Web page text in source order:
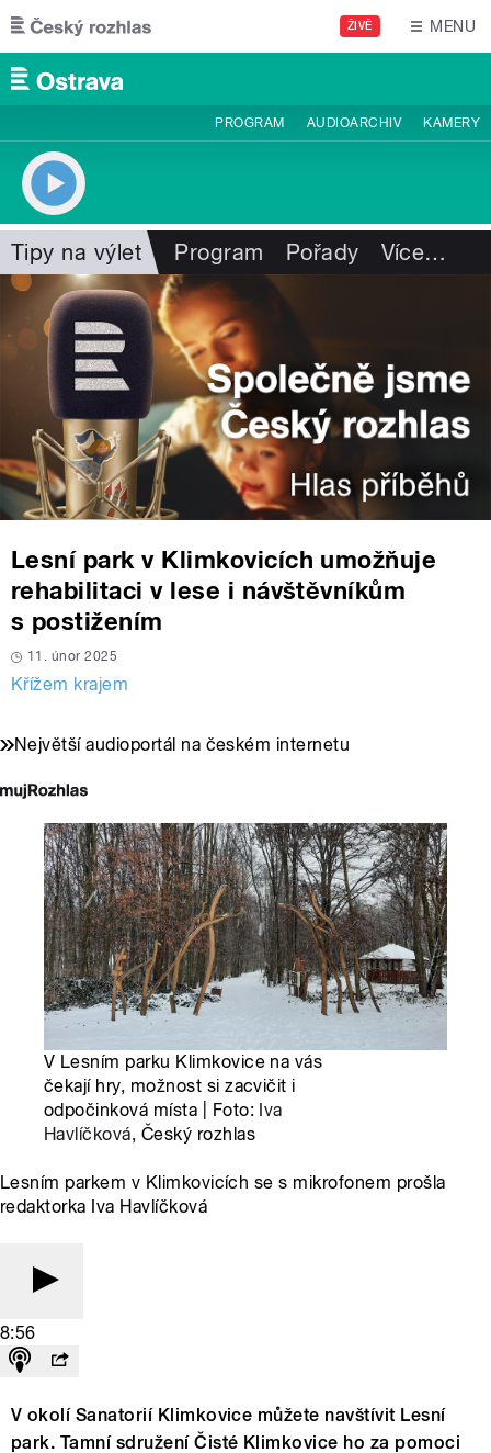
Přejít k hlavnímu obsahu
ŽIVĚ MENU
PROGRAM AUDIOARCHIV KAMERY
Tipy na výlet Program Pořady Více…
Lesní park v Klimkovicích umožňuje
rehabilitaci v lese i návštěvníkům
s postižením
11. únor 2025
Křížem krajem
Největší audioportál na českém internetu
V Lesním parku Klimkovice na vás
čekají hry, možnost si zacvičit i
odpočinková místa | Foto: Iva
Havlíčková, Český rozhlas
Lesním parkem v Klimkovicích se s mikrofonem prošla
redaktorka Iva Havlíčková
8:56
V okolí Sanatorií Klimkovice můžete navštívit Lesní
park. Tamní sdružení Čisté Klimkovice ho za pomoci